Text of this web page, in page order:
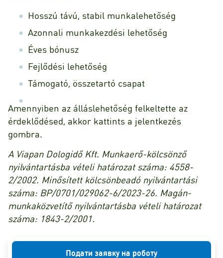
Hosszú távú, stabil munkalehetőség
Azonnali munkakezdési lehetőség
Éves bónusz
Fejlődési lehetőség
Támogató, összetartó csapat
Amennyiben az álláslehetőség felkeltette az
érdeklődésed, akkor kattints a jelentkezés
gombra.
A Viapan Dologidő Kft. Munkaerő-kölcsönző
nyilvántartásba vételi határozat száma: 4558-
2/2002. Minősített kölcsönbeadó nyilvántartási
száma: BP/0701/029062-6/2023-26. Magán-
munkaközvetítő nyilvántartásba vételi határozat
száma: 1843-2/2001.
Подати заявку на роботу